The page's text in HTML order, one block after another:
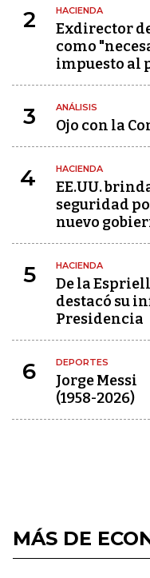
2 HACIENDA
Exdirector
como
impuesto al
3 ANÁLISIS
Ojo con la
4 HACIENDA
EE.UU.
seguridad
nuevo
5 HACIENDA
De la
destacó su
Presidencia
6 DEPORTES
Jorge Messi
(1958-2026)
MÁS DE